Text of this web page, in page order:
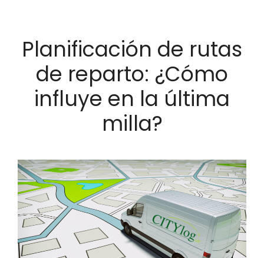
Planificación de rutas
de reparto: ¿Cómo
influye en la última
milla?